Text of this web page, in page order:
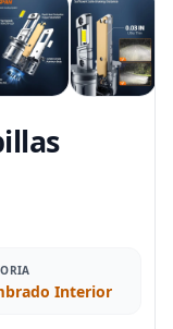
Interior